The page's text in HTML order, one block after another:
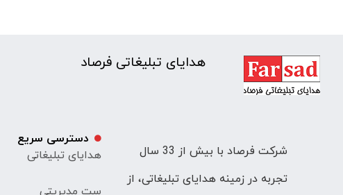
هدایای تبلیغاتی فرصاد
شرکت فرصاد با بیش از 33 سال
تجربه در زمینه هدایای تبلیغاتی، از
دسترسی سریع
هدایای تبلیغاتی
ست مدیریتی